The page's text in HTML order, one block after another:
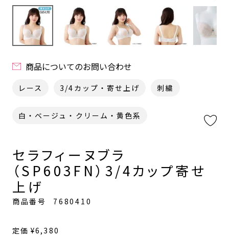
商品についてのお問い合わせ
レース 3/4カップ・寄せ上げ 刺繍
白・ベージュ・クリーム・黄色系
セラフィーヌブラ
（SP603FN）3/4カップ寄せ
上げ
商品番号 7680410
定価 ¥6,380